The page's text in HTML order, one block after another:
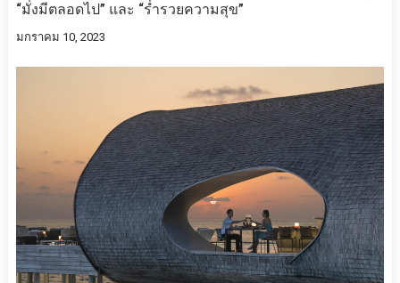
“มั่งมีตลอดไป” และ “ร่ำรวยความสุข”
มกราคม 10, 2023